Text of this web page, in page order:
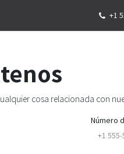
Servicios +1
cosa relacionada con
Número